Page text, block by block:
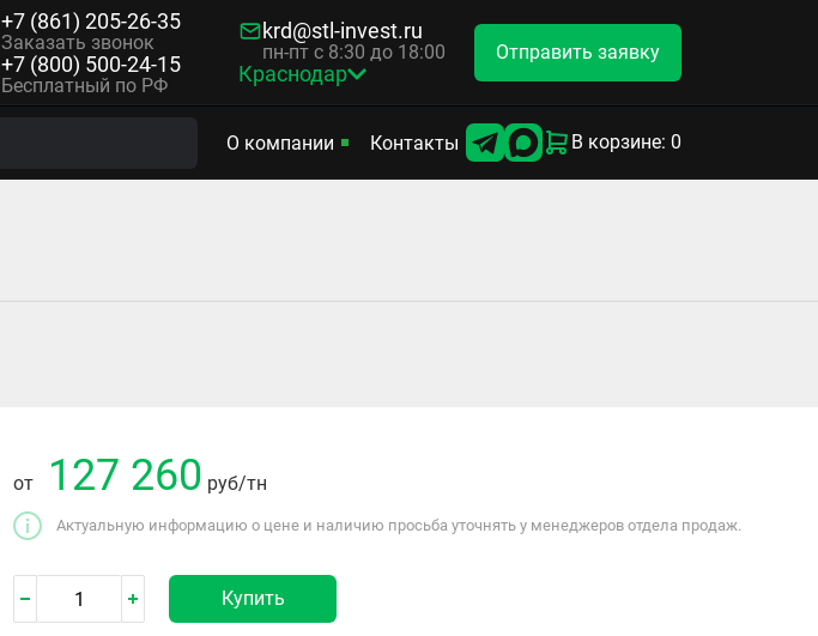
+7 (861) 205-26-35
Заказать звонок
+7 (800) 500-24-15
Бесплатный по РФ
krd@stl-invest.ru
пн-пт с 8:30 до 18:00
Краснодар
Отправить заявку
О компании Контакты В корзине: 0
от 127 260 руб/тн
Актуальную информацию о цене и наличию просьба уточнять у менеджеров отдела продаж.
Купить